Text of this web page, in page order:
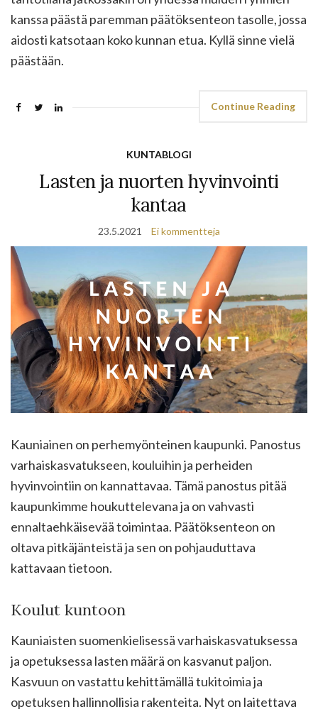
kanssa päästä paremman päätöksenteon tasolle, jossa
aidosti katsotaan koko kunnan etua. Kyllä sinne vielä
päästään.
Continue Reading
KUNTABLOGI
Lasten ja nuorten hyvinvointi
kantaa
23.5.2021 Ei kommentteja
Kauniainen on perhemyönteinen kaupunki. Panostus
varhaiskasvatukseen, kouluihin ja perheiden
hyvinvointiin on kannattavaa. Tämä panostus pitää
kaupunkimme houkuttelevana ja on vahvasti
ennaltaehkäisevää toimintaa. Päätöksenteon on
oltava pitkäjänteistä ja sen on pohjauduttava
kattavaan tietoon.
Koulut kuntoon
Kauniaisten suomenkielisessä varhaiskasvatuksessa
ja opetuksessa lasten määrä on kasvanut paljon.
Kasvuun on vastattu kehittämällä tukitoimia ja
opetuksen hallinnollisia rakenteita. Nyt on laitettava